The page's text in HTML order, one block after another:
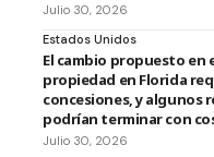
Julio 30, 2026
Estados Unidos
El cambio propuesto en
propiedad en Florida
concesiones, y algunos
podrían terminar con
Julio 30, 2026